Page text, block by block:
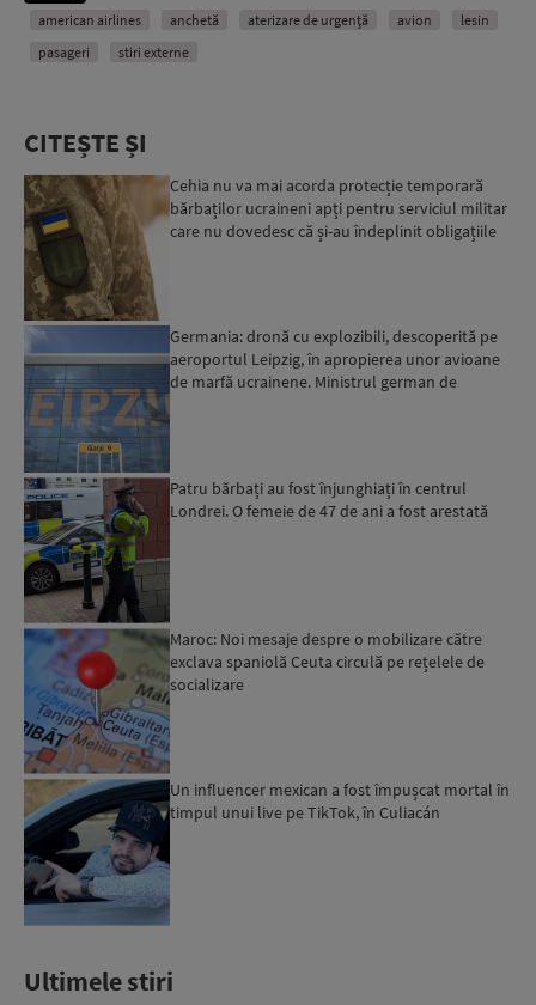
american airlines anchetă aterizare de urgență avion
lesin
pasageri
stiri externe
CITEȘTE ȘI
Cehia nu va mai acorda protecție temporară
bărbaților ucraineni apți pentru serviciul militar
care nu dovedesc că și-au îndeplinit obligațiile
Germania: dronă cu explozibili, descoperită pe
aeroportul Leipzig, în apropierea unor avioane
de marfă ucrainene. Ministrul german de
Patru bărbați au fost înjunghiați în centrul
Londrei. O femeie de 47 de ani a fost arestată
Maroc: Noi mesaje despre o mobilizare către
exclava spaniolă Ceuta circulă pe rețelele de
socializare
Un influencer mexican a fost împușcat mortal în
timpul unui live pe TikTok, în Culiacán
Ultimele stiri